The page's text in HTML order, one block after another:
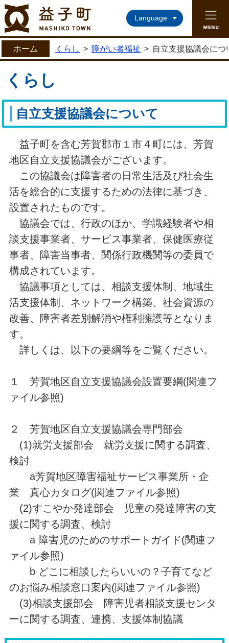
益子町ホームページ
Language
ホーム くらし > 障がい者福祉 > 自立支援協議会につ
くらし
自立支援協議会について
益子町を含む芳賀郡市１市４町には、芳賀
地区自立支援協議会がございます。
この協議会は障害者の日常生活及び社会生
活を総合的に支援するための法律に基づき、
設置されたものです。
協議会では、行政のほか、学識経験者や相
談支援事業者、サービス事業者、保健医療従
事者、障害当事者、関係行政機関等の委員で
構成されています。
協議事項としては、相談支援体制、地域生
活支援体制、ネットワーク構築、社会資源の
改善、障害者差別解消や権利擁護等となりま
す。
詳しくは、以下の要綱等をご覧ください。
１ 芳賀地区自立支援協議会設置要綱(関連フ
ァイル参照)
２ 芳賀地区自立支援協議会専門部会
(1)就労支援部会 就労支援に関する調査、
検討
a芳賀地区障害福祉サービス事業所・企
業 真心カタログ(関連ファイル参照)
(2)すこやか発達部会 児童の発達障害の支
援に関する調査、検討
a 障害児のためのサポートガイド(関連フ
ァイル参照)
b どこに相談したらいいの？子育てなど
のお悩み相談窓口案内(関連ファイル参照)
(3)相談支援部会 障害児者相談支援センタ
ーに関する調査、連携、支援体制協議